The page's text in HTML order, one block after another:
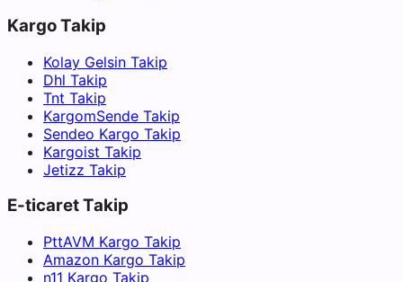
Kargo Takip
Kolay Gelsin Takip
Dhl Takip
Tnt Takip
KargomSende Takip
Sendeo Kargo Takip
Kargoist Takip
Jetizz Takip
E-ticaret Takip
PttAVM Kargo Takip
Amazon Kargo Takip
n11 Kargo Takip